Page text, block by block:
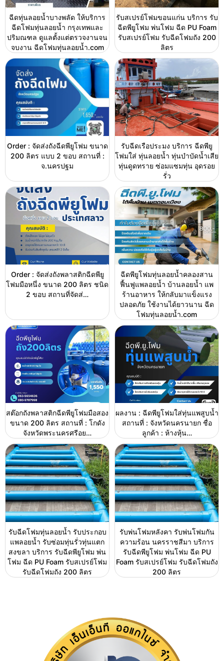
ฉีดทุ่นลอยน้ำบางพลัด ให้บริการ
ฉีดโฟมทุ่นลอยน้ำ กรุงเทพและ
ปริมณฑล ดูแลตั้งแต่ตรวจงานจน
จบงาน ฉีดโฟมทุ่นลอยน้ำ.com
รับสเปรย์โฟมขอนแก่น บริการ รับ
ฉีดพียูโฟม พ่นโฟม ฉีด PU Foam
รับสเปรย์โฟม รับฉีดโฟมถัง 200
ลิตร
Order : จัดส่งถังฉีดพียูโฟม ขนาด
200 ลิตร แบบ 2 ขอบ สถานที่ :
จ.นครปฐม
รับฉีดเรือประมง บริการ ฉีดพียู
โฟมใส่ ทุ่นลอยน้ำ ทุ่นบำบัดน้ำเสีย
ทุ่นดูดทราย ซ่อมแซมทุ่น อุดรอย
รั่ว
Order : จัดส่งถังพลาสติกฉีดพียู
โฟมมือหนึ่ง ขนาด 200 ลิตร ชนิด
2 ขอบ สถานที่จัดส่…
ฉีดพียูโฟมทุ่นลอยน้ำคลองสาน
ฟื้นฟูแพลอยน้ำ บ้านลอยน้ำ แพ
ร้านอาหาร ให้กลับมาแข็งแรง
ปลอดภัย ใช้งานได้ยาวนาน ฉีด
โฟมทุ่นลอยน้ำ.com
สต๊อกถังพลาสติกฉีดพียูโฟมมือสอง
ขนาด 200 ลิตร สถานที่ : โกดัง
จังหวัดพระนครศรีอย…
ผลงาน : ฉีดพียูโฟมใส่ทุ่นแพสูบน้ำ
สถานที่ : จังหวัดนครนายก ชื่อ
ลูกค้า : ห้างหุ้น…
รับฉีดโฟมทุ่นลอยน้ำ รับประกอบ
แพลอยน้ำ รับซ่อมทุ่นรั่วทุ่นแตก
สงขลา บริการ รับฉีดพียูโฟม พ่น
โฟม ฉีด PU Foam รับสเปรย์โฟม
รับฉีดโฟมถัง 200 ลิตร
รับพ่นโฟมหลังคา รับพ่นโฟมกัน
ความร้อน นครราชสีมา บริการ
รับฉีดพียูโฟม พ่นโฟม ฉีด PU
Foam รับสเปรย์โฟม รับฉีดโฟมถัง
200 ลิตร